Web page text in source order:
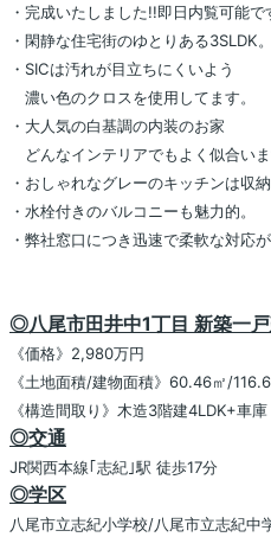
・完成いたしました!!即日内覧可能で
・閑静な住宅街のゆとりある3SLDK。
・SICは汚れが目立ちにくいよう
濃い色のクロスを使用してます。
・大人気の白基調の内装のお家
どんなインテリアでもよく似合いま
・おしゃれなグレーのキッチンは収納
・水栓付きのバルコニーも魅力的。
・弊社窓口につき迅速で柔軟な対応が
◎八尾市田井中1丁目 新築一
《価格》2,980万円
《土地面積/建物面積》60.46㎡/
《構造間取り》木造3階建4LDK+車庫
◎交通
JR関西本線｢志紀｣駅 徒歩17分
◎学区
八尾市立志紀小学校/八尾市立志紀中